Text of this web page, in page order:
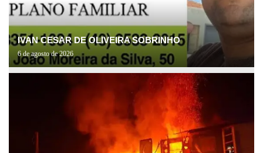
IVAN CESAR DE OLIVEIRA SOBRINHO
6 de agosto de 2026